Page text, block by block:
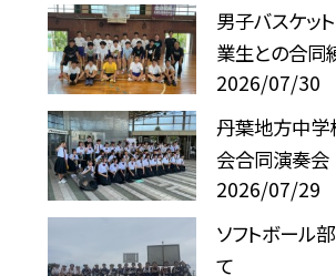
男子バスケ
業生との合同
2026/07/30
丹葉地方中
会合同演奏会
2026/07/29
ソフトボール
て